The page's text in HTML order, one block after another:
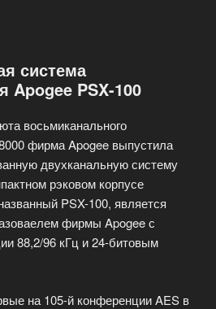
система
Apogee PSX-100
восьмиканального
фирма Apogee выпустила
двухканальную систему
рэковом корпусе
PSX-100, является
фирмы Apogee с
88,2/96 кГц и 24-битовым
на 105-й конференции AES в